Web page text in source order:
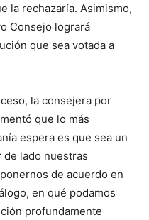
la rechazaría. Asimismo,
Consejo logrará
que sea votada a
la consejera por
que lo más
espera es que sea un
de lado nuestras
de acuerdo en
en qué podamos
profundamente